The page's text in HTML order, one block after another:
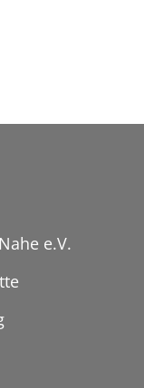
e.V.